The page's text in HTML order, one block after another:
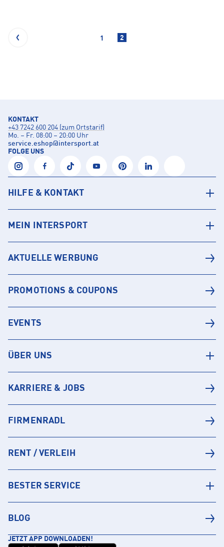
1 2
KONTAKT
+43 7242 600 204 (zum Ortstarif)
Mo. – Fr. 08:00 – 20:00 Uhr
service.eshop@intersport.at
FOLGE UNS
HILFE & KONTAKT
MEIN INTERSPORT
AKTUELLE WERBUNG
PROMOTIONS & COUPONS
EVENTS
ÜBER UNS
KARRIERE & JOBS
FIRMENRADL
RENT / VERLEIH
BESTER SERVICE
BLOG
JETZT APP DOWNLOADEN!